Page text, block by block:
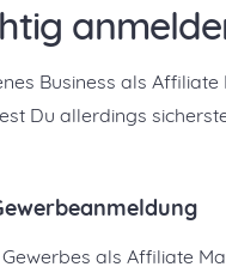
Business als
Du allerdings
als Affiliate